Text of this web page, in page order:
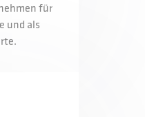
für
und als